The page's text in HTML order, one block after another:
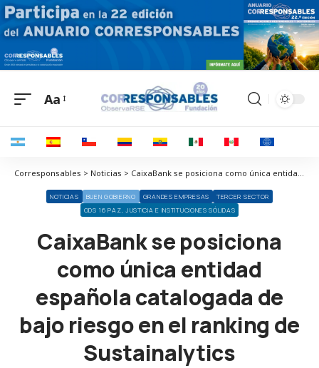
Aa
Corresponsables > Noticias > CaixaBank se posiciona como única entidad española catalogada de bajo riesgo en el ranking de Sustainalytics
NOTICIAS BUEN GOBIERNO GRANDES EMPRESAS
TERCER SECTOR
ODS 16 PAZ, JUSTICIA E INSTITUCIONES SÓLIDAS
CaixaBank se posiciona
como única entidad
española catalogada de
bajo riesgo en el ranking de
Sustainalytics